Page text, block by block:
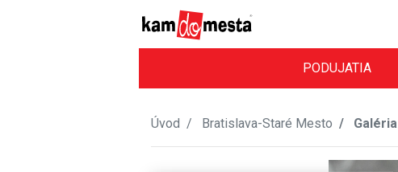
PODUJATIA
Úvod Bratislava-Staré Mesto